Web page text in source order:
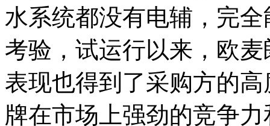
水系统都没有电辅，完
考验，试运行以来，欧
表现也得到了采购方的
牌在市场上强劲的竞争